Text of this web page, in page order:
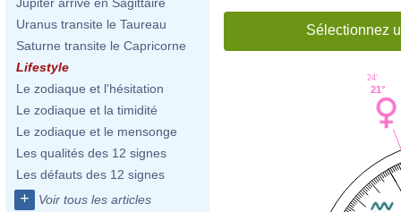
Uranus transite le Taureau
Saturne transite le Capricorne
Lifestyle
Le zodiaque et l'hésitation
Le zodiaque et la timidité
Le zodiaque et le mensonge
Les qualités des 12 signes
Les défauts des 12 signes
+ Voir tous les articles
Sélectionnez
21°
24'